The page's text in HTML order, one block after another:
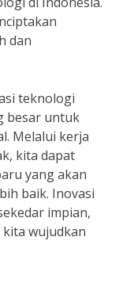
dan
teknologi
besar untuk
Melalui kerja
kita dapat
yang akan
baik. Inovasi
impian,
wujudkan